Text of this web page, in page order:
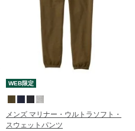
WEB限定
メンズ マリナー・ウルトラソフト・
スウェットパンツ